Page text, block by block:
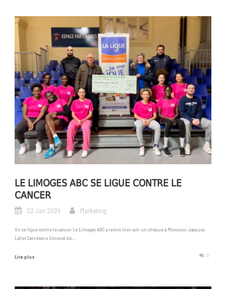
LE LIMOGES ABC SE LIGUE CONTRE LE
CANCER
22 Jan 2024 Marketing
On se ligue contre le cancer Le Limoges ABC a remis hier soir un chèque à Monsieur Jacques
Lallet Secrétaire Général de...
Lire plus 0